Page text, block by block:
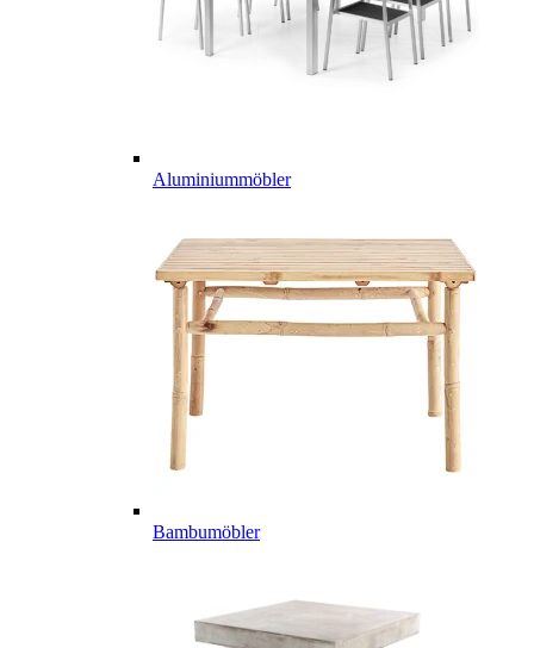
Aluminiummöbler
Bambumöbler